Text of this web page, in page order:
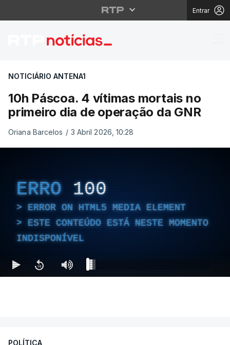
Entrar
10h Páscoa. 4
NOTICIÁRIO ANTENA1
10h Páscoa. 4 vítimas mortais no
primeiro dia de operação da GNR
Oriana Barcelos / 3 Abril 2026, 10:28
ERRO 100
ERROR ON HTML5 MEDIA ELEMENT
ESTE CONTEÚDO ESTÁ NESTE MOMENTO
INDISPONÍVEL
POLÍTICA